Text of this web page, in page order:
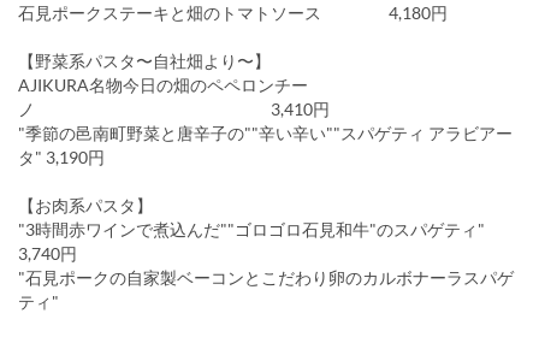
石見ポークステーキと畑のトマトソース 4,180円
【野菜系パスタ〜自社畑より〜】
AJIKURA名物今日の畑のペペロンチー
ノ 3,410円
"季節の邑南町野菜と唐辛子の""辛い辛い""スパゲティ アラビアー
タ" 3,190円
【お肉系パスタ】
"3時間赤ワインで煮込んだ""ゴロゴロ石見和牛"のスパゲティ"
3,740円
"石見ポークの自家製ベーコンとこだわり卵のカルボナーラスパゲ
ティ"